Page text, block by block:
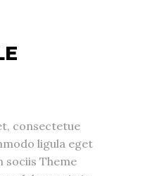
consectetue
ligula eget
sociis Theme